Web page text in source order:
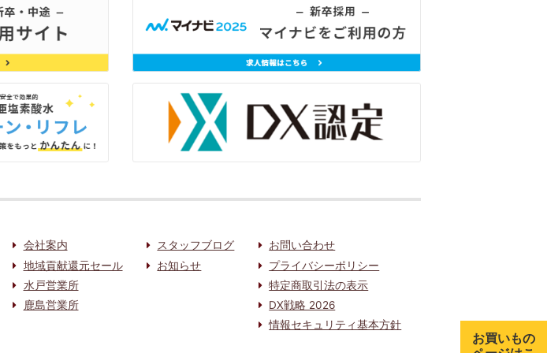
会社案内
地域貢献還元セール
水戸営業所
鹿島営業所
スタッフブログ
お知らせ
お問い合わせ
プライバシーポリシー
特定商取引法の表示
DX戦略 2026
情報セキュリティ基本方針
お買いもの